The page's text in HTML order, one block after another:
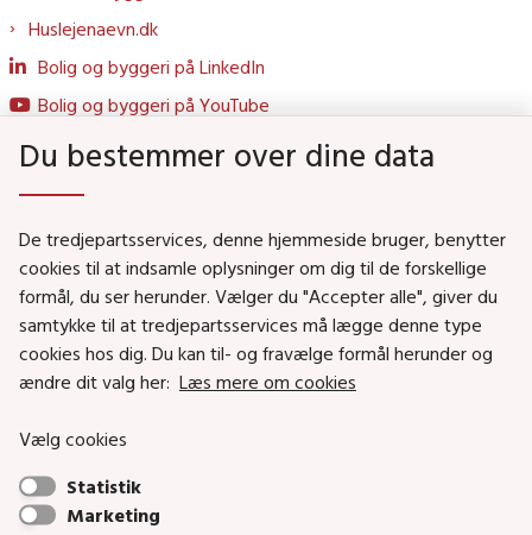
Huslejenaevn.dk
Bolig og byggeri på LinkedIn
Bolig og byggeri på YouTube
Social- og Boligministeriet
Job i Social- og Boligstyrelsen
Puljer og tilskud
Nyhedsbreve
Social- og Boligstyrelsens nyheder som RSS feed
Du bestemmer over dine data
De tredjepartsservices, denne hjemmeside bruger, benytter
cookies til at indsamle oplysninger om dig til de forskellige
formål, du ser herunder. Vælger du "Accepter alle", giver du
samtykke til at tredjepartsservices må lægge denne type
cookies hos dig. Du kan til- og fravælge formål herunder og
ændre dit valg her: Læs mere om cookies
Vælg cookies
Statistik
Marketing